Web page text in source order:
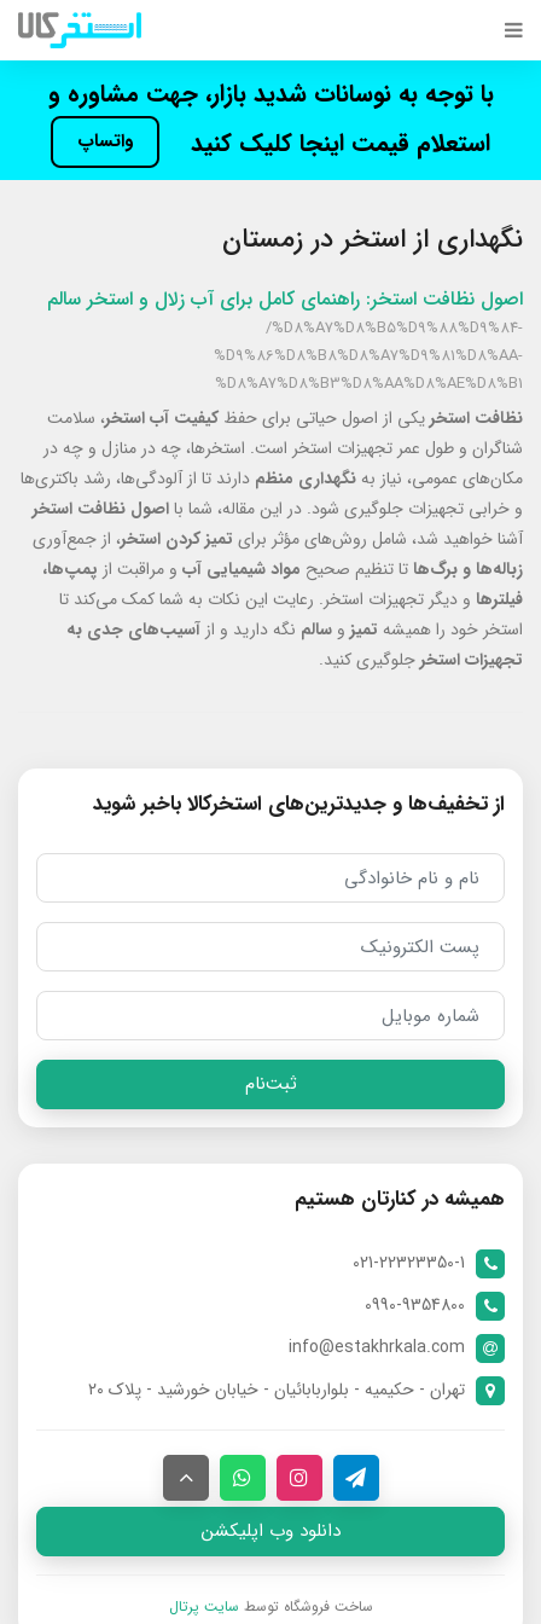
با توجه به نوسانات شدید بازار، جهت مشاوره و
استعلام قیمت اینجا کلیک کنید
واتساپ
نگهداری از استخر در زمستان
اصول نظافت استخر: راهنمای کامل برای آب زلال و استخر سالم
/%D8%A7%D8%B5%D9%88%D9%84-
%D9%86%D8%B8%D8%A7%D9%81%D8%AA-
%D8%A7%D8%B3%D8%AA%D8%AE%D8%B1
نظافت استخریکی از اصول حیاتی برای حفظ کیفیت آب استخر، سلامت
شناگران و طول عمر تجهیزات استخر است. استخرها، چه در منازل و چه در
مکان‌های عمومی، نیاز به نگهداری منظم دارند تا از آلودگی‌ها، رشد باکتری‌ها
و خرابی تجهیزات جلوگیری شود. در این مقاله، شما بااصول نظافت استخر
آشنا خواهید شد، شامل روش‌های مؤثر برای تمیز کردن استخر، از جمع‌آوری
زباله‌ها و برگ‌ها تا تنظیم صحیح مواد شیمیایی آب و مراقبت از پمپ‌ها،
فیلترها و دیگر تجهیزات استخر. رعایت این نکات به شما کمک می‌کند تا
استخر خود را همیشه تمیز و سالم نگه دارید و از آسیب‌های جدی به
تجهیزات استخرجلوگیری کنید.
از تخفیف‌ها و جدیدترین‌های استخرکالا باخبر شوید
ثبت‌نام
همیشه در کنارتان هستیم
021-22323350-1
0990-9354800
info@estakhrkala.com
تهران - حکیمیه - بلواربابائیان - خیابان خورشید - پلاک ۲۰
دانلود وب اپلیکشن
ساخت فروشگاه توسط سایت پرتال